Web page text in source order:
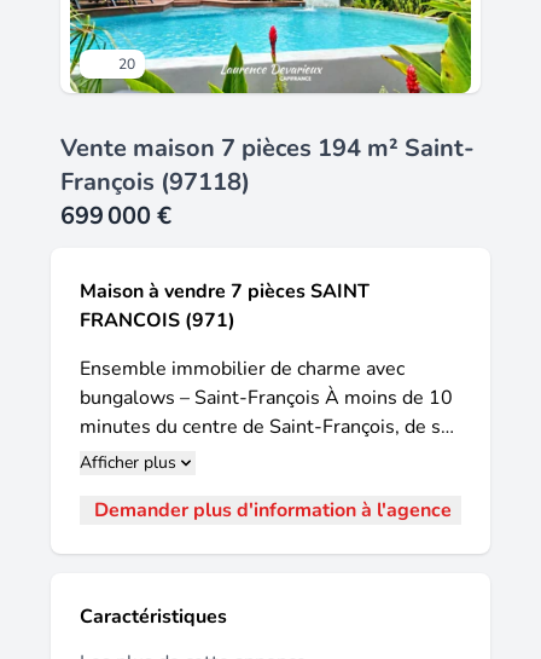
20
Vente maison 7 pièces 194 m² Saint-
François (97118)
699 000 €
Maison à vendre 7 pièces SAINT
FRANCOIS (971)
Ensemble immobilier de charme avec
bungalows – Saint-François À moins de 10
minutes du centre de Saint-François, de ses
plages, de la marina, des restaurants et des
propriété nichée sur un terrain paysager
maison principale séduit par sa vaste pièce
de vie d'environ 70 m², où salon, salle à
Afficher plus
Demander plus d'information à l'agence
Caractéristiques